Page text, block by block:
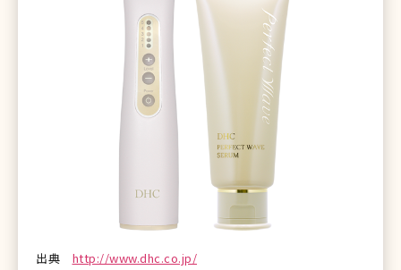
出典 http://www.dhc.co.jp/